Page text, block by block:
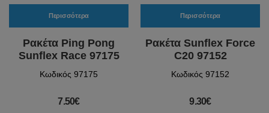
Περισσότερα
Ρακέτα Ping Pong
Sunflex Race 97175
Κωδικός 97175
7.50€
Περισσότερα
Ρακέτα Sunflex Force
C20 97152
Κωδικός 97152
9.30€